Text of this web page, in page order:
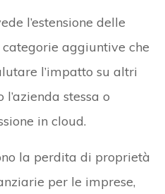
l’estensione delle
aggiuntive che
l’impatto su altri
stessa o
in cloud.
la perdita di proprietà
per le imprese,